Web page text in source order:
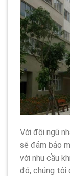
Với đội ngũ
sẽ đảm bảo
với nhu cầu
đó, chúng tôi